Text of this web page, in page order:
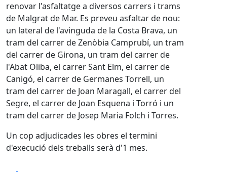
renovar l'asfaltatge a diversos carrers i trams
de Malgrat de Mar. Es preveu asfaltar de nou:
un lateral de l'avinguda de la Costa Brava, un
tram del carrer de Zenòbia Camprubí, un tram
del carrer de Girona, un tram del carrer de
l'Abat Oliba, el carrer Sant Elm, el carrer de
Canigó, el carrer de Germanes Torrell, un
tram del carrer de Joan Maragall, el carrer del
Segre, el carrer de Joan Esquena i Torró i un
tram del carrer de Josep Maria Folch i Torres.
Un cop adjudicades les obres el termini
d'execució dels treballs serà d'1 mes.